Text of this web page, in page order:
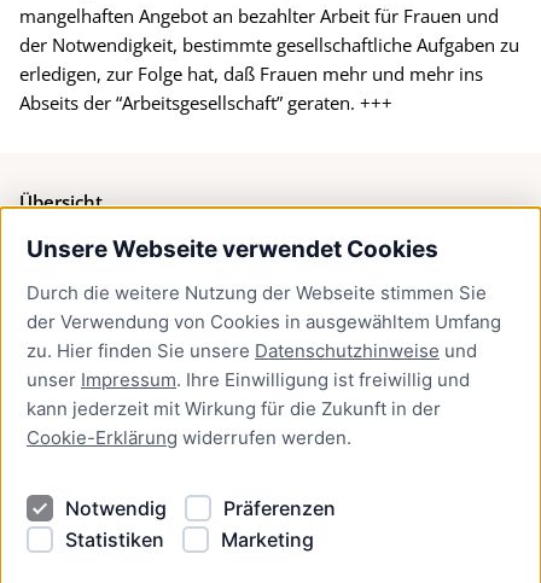
Unsere Webseite verwendet Cookies
Durch die weitere Nutzung der Webseite stimmen Sie
der Verwendung von Cookies in ausgewähltem Umfang
zu. Hier finden Sie unsere Datenschutzhinweise und
unser Impressum. Ihre Einwilligung ist freiwillig und
kann jederzeit mit Wirkung für die Zukunft in der
Cookie-Erklärung widerrufen werden.
Notwendig
Präferenzen
Statistiken
Marketing
mangelhaften Angebot an bezahlter Arbeit für Frauen und
der Notwendigkeit, bestimmte gesellschaftliche Aufgaben zu
erledigen, zur Folge hat, daß Frauen mehr und mehr ins
Abseits der “Arbeitsgesellschaft” geraten. +++
Übersicht
Bürgerservice
Presse
Newsletter Lübeck:kompakt
Kontakt
Kontakt
Datenschutzhinweise
Barrierefreiheit